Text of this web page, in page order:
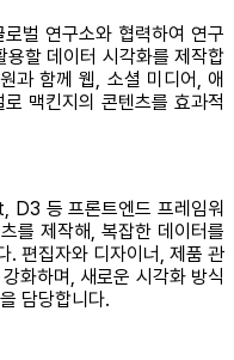
벌 연구소와 협력하여 연구
할 데이터 시각화를 제작합
과 함께 웹, 소셜 미디어, 애
맥킨지의 콘텐츠를 효과적
D3 등 프론트엔드 프레임워
를 제작해, 복잡한 데이터를
. 편집자와 디자이너, 제품 관
화하며, 새로운 시각화 방식
담당합니다.